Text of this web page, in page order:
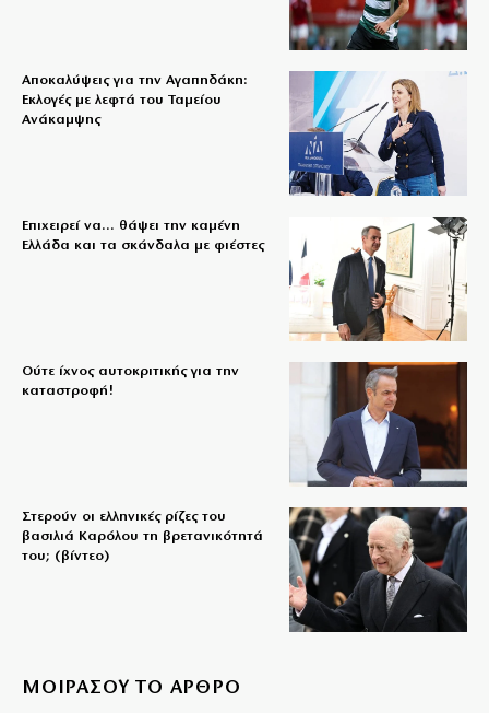
Αποκαλύψεις για την Αγαπηδάκη:
Εκλογές με λεφτά του Ταμείου
Ανάκαμψης
Επιχειρεί να… θάψει την καμένη
Ελλάδα και τα σκάνδαλα με φιέστες
Ούτε ίχνος αυτοκριτικής για την
καταστροφή!
Στερούν οι ελληνικές ρίζες του
βασιλιά Καρόλου τη βρετανικότητά
του; (βίντεο)
ΜΟΙΡΑΣΟΥ ΤΟ ΑΡΘΡΟ